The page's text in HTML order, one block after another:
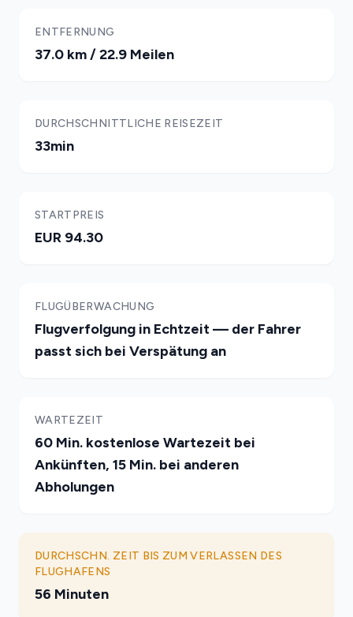
ENTFERNUNG
37.0 km / 22.9 Meilen
DURCHSCHNITTLICHE REISEZEIT
33min
STARTPREIS
EUR 94.30
FLUGÜBERWACHUNG
Flugverfolgung in Echtzeit — der Fahrer
passt sich bei Verspätung an
WARTEZEIT
60 Min. kostenlose Wartezeit bei
Ankünften, 15 Min. bei anderen
Abholungen
DURCHSCHN. ZEIT BIS ZUM VERLASSEN DES
FLUGHAFENS
56 Minuten